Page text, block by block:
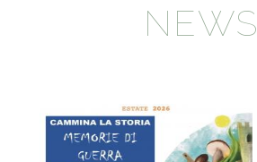
NEWS